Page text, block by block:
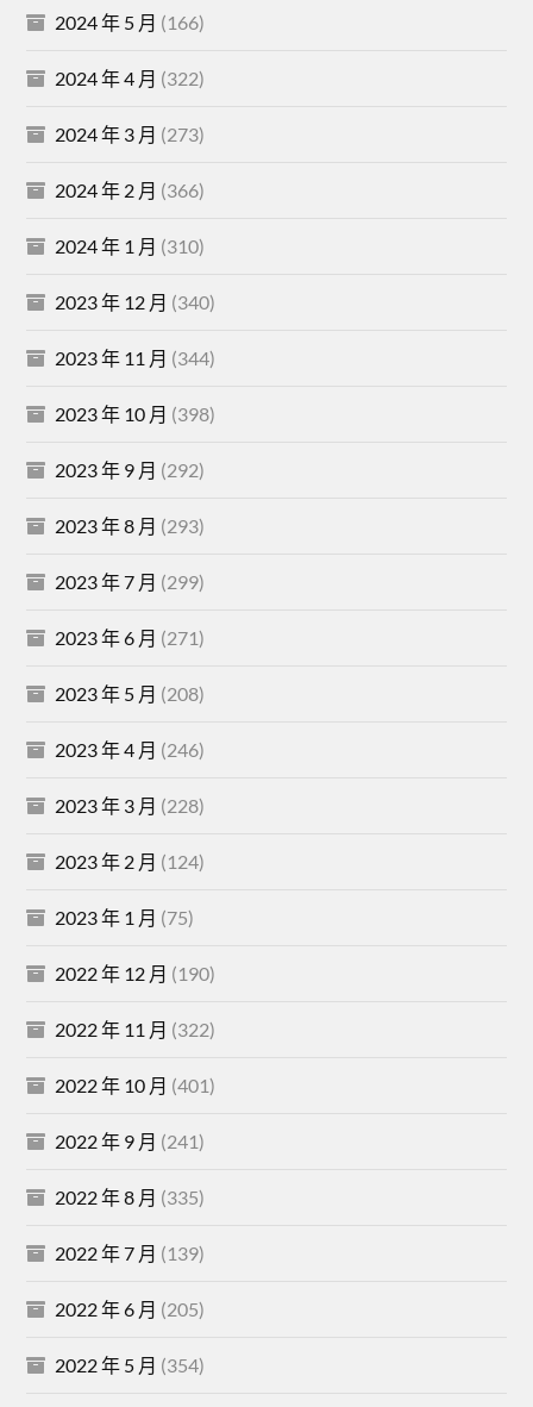
2024 年 5 月 (166)
2024 年 4 月 (322)
2024 年 3 月 (273)
2024 年 2 月 (366)
2024 年 1 月 (310)
2023 年 12 月 (340)
2023 年 11 月 (344)
2023 年 10 月 (398)
2023 年 9 月 (292)
2023 年 8 月 (293)
2023 年 7 月 (299)
2023 年 6 月 (271)
2023 年 5 月 (208)
2023 年 4 月 (246)
2023 年 3 月 (228)
2023 年 2 月 (124)
2023 年 1 月 (75)
2022 年 12 月 (190)
2022 年 11 月 (322)
2022 年 10 月 (401)
2022 年 9 月 (241)
2022 年 8 月 (335)
2022 年 7 月 (139)
2022 年 6 月 (205)
2022 年 5 月 (354)